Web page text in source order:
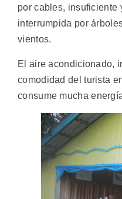
por cables, insuficiente
interrumpida por
vientos.
El aire acondicionado,
comodidad del turista
consume mucha